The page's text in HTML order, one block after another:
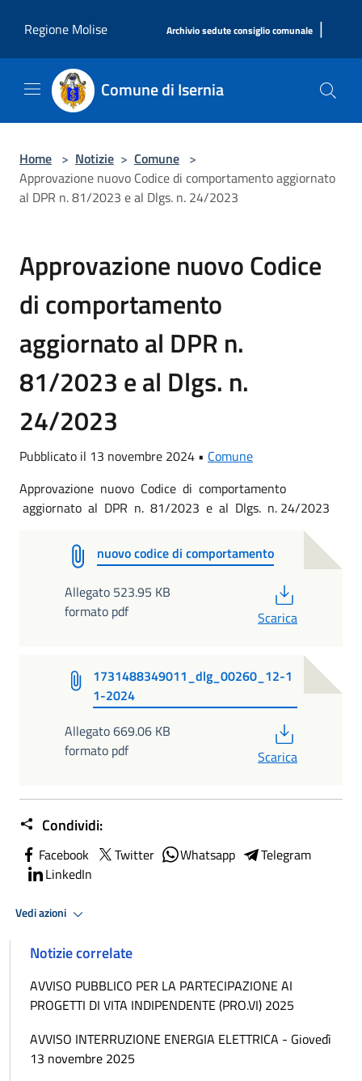
Regione Molise
Archivio sedute consiglio comunale |
Comune di Isernia
Home > Notizie > Comune >
Approvazione nuovo Codice di comportamento aggiornato
al DPR n. 81/2023 e al Dlgs. n. 24/2023
Approvazione nuovo Codice
di comportamento
aggiornato al DPR n.
81/2023 e al Dlgs. n.
24/2023
Pubblicato il 13 novembre 2024 • Comune
Approvazione nuovo Codice di comportamento
aggiornato al DPR n. 81/2023 e al Dlgs. n. 24/2023
nuovo codice di comportamento
Allegato 523.95 KB
formato pdf
Scarica
1731488349011_dlg_00260_12-1
1-2024
Allegato 669.06 KB
formato pdf
Scarica
Condividi:
Facebook Twitter Whatsapp
Telegram
LinkedIn
Vedi azioni
Notizie correlate
AVVISO PUBBLICO PER LA PARTECIPAZIONE AI
PROGETTI DI VITA INDIPENDENTE (PRO.VI) 2025
AVVISO INTERRUZIONE ENERGIA ELETTRICA - Giovedì
13 novembre 2025